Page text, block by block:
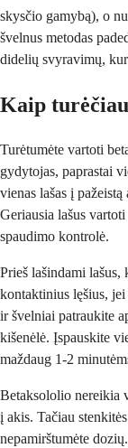
skysčio gamybą), o
švelnus metodas
didelių svyravimų,
Kaip
Turėtumėte vartoti
gydytojas, paprastai
vienas lašas į
Geriausia lašus
spaudimo kontrolė.
Prieš lašindami
kontaktinius lęšius,
ir švelniai patraukite
kišenėlė. Įspauskite
maždaug 1-2
Betaksololio nereikia
į akis. Tačiau
nepamirštumėte